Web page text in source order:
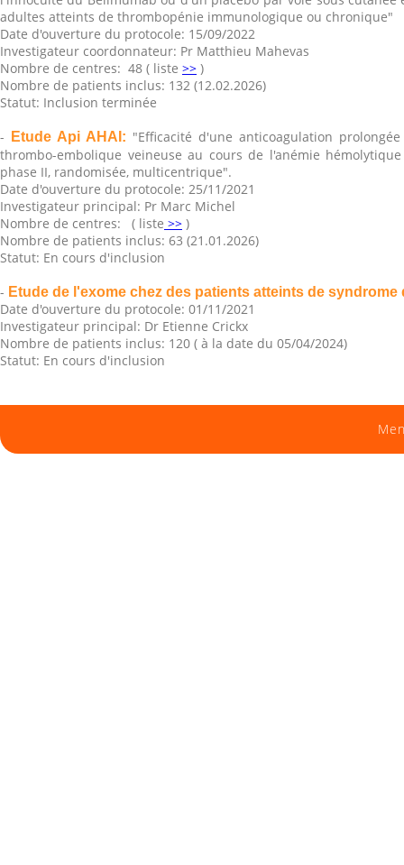
adultes atteints de thrombopénie immunologique ou chronique"
Date d'ouverture du protocole: 15/09/2022
Investigateur coordonnateur: Pr Matthieu Mahevas
Nombre de centres: 48 ( liste >> )
Nombre de patients inclus: 132 (12.02.2026)
Statut: Inclusion terminée
-
Etude Api AHAI: "Efficacité d'une anticoagulation
thrombo-embolique veineuse au cours de l'anémie
phase II, randomisée, multicentrique".
Date d'ouverture du protocole: 25/11/2021
Investigateur principal: Pr Marc Michel
Nombre de centres: ( liste >> )
Nombre de patients inclus: 63 (21.01.2026)
Statut: En cours d'inclusion
- Etude de l'exome chez des patients atteints de
Date d'ouverture du protocole: 01/11/2021
Investigateur principal: Dr Etienne Crickx
Nombre de patients inclus: 120 ( à la date du 05/04/2024)
Statut: En cours d'inclusion